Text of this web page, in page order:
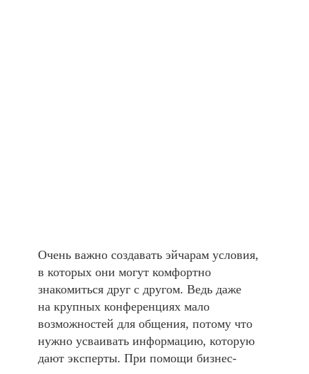
Очень важно создавать эйчарам условия,
в которых они могут комфортно
знакомиться друг с другом. Ведь даже
на крупных конференциях мало
возможностей для общения, потому что
нужно усваивать информацию, которую
дают эксперты. При помощи бизнес-